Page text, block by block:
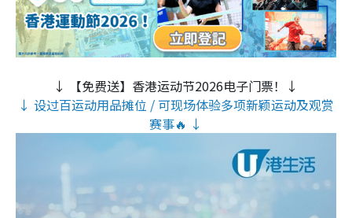
↓ 【免费送】香港运动节2026电子门票！↓
↓ 设过百运动用品摊位 / 可现场体验多项新颖运动及观赏
赛事🔥 ↓